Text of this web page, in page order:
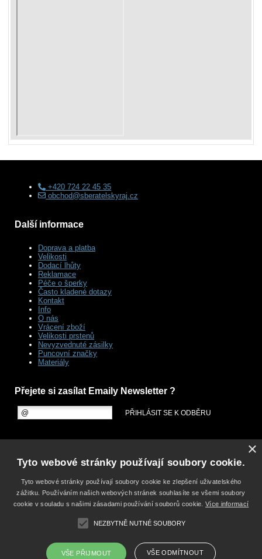
+420 724 22 45 35
obchod@sberatelskyraj.cz
Další informace
Doprava a platba
Velikosti
Dodací lhůty
Reklamace
Péče o šperky
Často kladené dotazy
Kontakt
Info
O nás
Vrácení zboží
Velikosti prstenů
Nevyzvednuté zásilky
Puncovní značky
Materiály
Přejete si zasílat Emaily Newsletter ?
×
Tyto webové stránky používají soubory cookie.
Tyto webové stránky používají soubory cookie ke zlepšení uživatelského
zážitku. Používáním našich webových stránek souhlasíte se všemi soubory
cookie v souladu s našimi zásadami používání souborů cookie.Více informací
NEZBYTNĚ NUTNÉ SOUBORY
VŠE PŘIJMOUT VŠE ODMÍTNOUT